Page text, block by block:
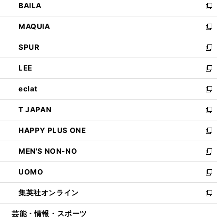
く
ィ
ン
ド
ウ
で
開
く
い
ウ
ィ
ン
ド
ウ
で
開
く
BAILA
新
し
い
ウ
ィ
ン
ド
ウ
で
開
く
MAQUIA
新
し
い
ウ
ィ
ン
ド
ウ
で
開
く
SPUR
新
し
い
ウ
ィ
ン
ド
ウ
で
開
く
LEE
新
し
い
ウ
ィ
ン
ド
ウ
で
開
く
eclat
新
し
い
ウ
ィ
ン
ド
ウ
で
開
く
T JAPAN
新
し
い
ウ
ィ
ン
ド
ウ
で
開
HAPPY PLUS ONE
新
し
い
ウ
ィ
ン
ド
ウ
MEN'S NON-NO
新
し
い
ウ
ィ
ン
UOMO
新
し
い
ウ
集英社オンライン
新
し
芸能・情報・スポーツ